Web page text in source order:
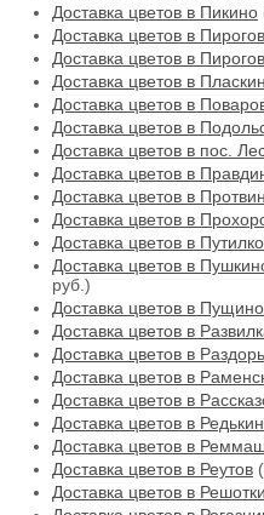
Доставка цветов в Пикино
Доставка цветов в
Доставка цветов в
Доставка цветов в
Доставка цветов в
Доставка цветов в
Доставка цветов в пос.
Доставка цветов в
Доставка цветов в
Доставка цветов в
Доставка цветов в
Доставка цветов в
руб.)
Доставка цветов в Пущино
Доставка цветов в
Доставка цветов в
Доставка цветов в
Доставка цветов в
Доставка цветов в
Доставка цветов в
Доставка цветов в Реутов
Доставка цветов в